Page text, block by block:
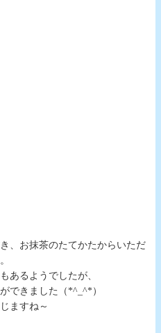
、お抹茶のたてかたからいただ
あるようでしたが、
できました（*^_^*）
ますね～